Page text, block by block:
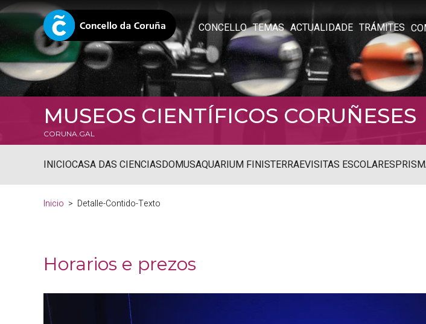
CONCELLO TEMAS ACTUALIDADE TRÁMITES
MUSEOS CIENTÍFICOS CORUÑESES
CORUNA.GAL
INICIOCASA DAS CIENCIASDOMUSAQUARIUM FINISTERRAEVISITAS ESCOLARES
Inicio Detalle-Contido-Texto
Horarios e prezos